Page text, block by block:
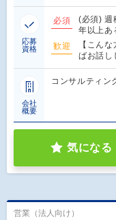
応募
資格
必須
(必須) 週
年以上
歓迎
【こん
ばお話し
会社
概要
コンサルティン
気になる
営業（法人向け）